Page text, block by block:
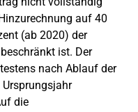
auf 40
(ab 2020) der
ist. Der
nach Ablauf der
die